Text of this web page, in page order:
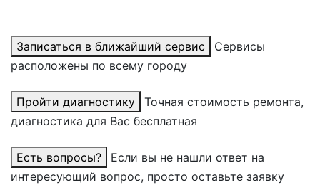
Записаться в ближайший сервис
Сервисы
расположены по всему городу
Пройти диагностику
Точная стоимость ремонта,
диагностика для Вас бесплатная
Есть вопросы?
Если вы не нашли ответ на
интересующий вопрос, просто оставьте заявку